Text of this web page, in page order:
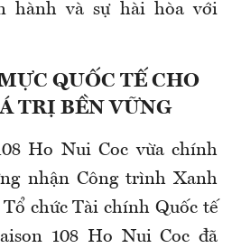
hành và sự hài hòa với
QUỐC TẾ CHO
TRỊ BỀN VỮNG
Ho Nui Coc vừa chính
nhận Công trình Xanh
chức Tài chính Quốc tế
108 Ho Nui Coc đã